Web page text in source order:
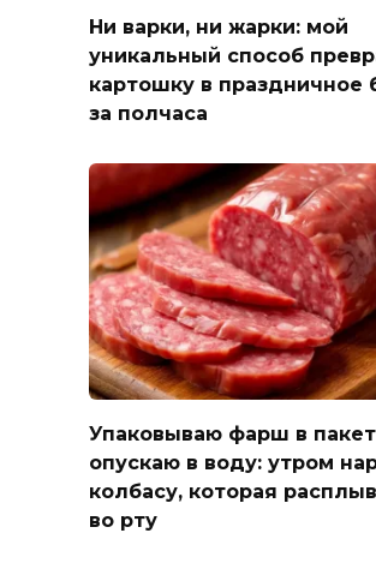
Ни варки, ни жарки: мой
уникальный способ
картошку в праздничное
за полчаса
Упаковываю фарш в
опускаю в воду: утром
колбасу, которая
во рту